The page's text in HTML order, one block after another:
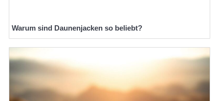
Warum sind Daunenjacken so beliebt?